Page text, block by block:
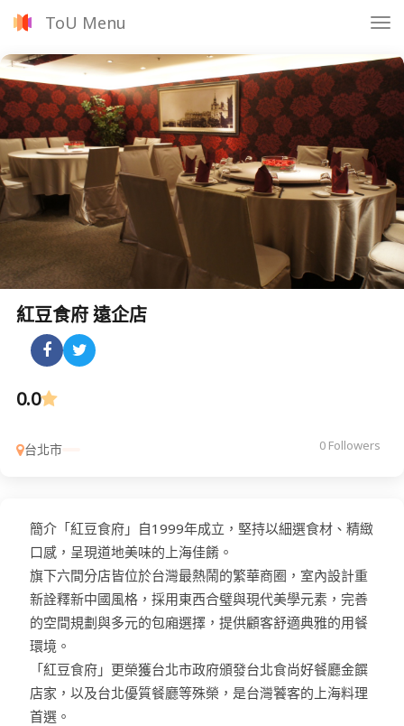
ToU Menu
紅豆食府 遠企店
0.0
台北市 0 Followers
簡介「紅豆食府」自1999年成立，堅持以細選食材、精緻
口感，呈現道地美味的上海佳餚。
旗下六間分店皆位於台灣最熱鬧的繁華商圈，室內設計重
新詮釋新中國風格，採用東西合璧與現代美學元素，完善
的空間規劃與多元的包廂選擇，提供顧客舒適典雅的用餐
環境。
「紅豆食府」更榮獲台北市政府頒發台北食尚好餐廳金饌
店家，以及台北優質餐廳等殊榮，是台灣饕客的上海料理
首選。